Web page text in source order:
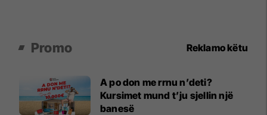
Promo Reklamo këtu
A po don me rrnu n’deti?
Kursimet mund t’ju sjellin një
banesë